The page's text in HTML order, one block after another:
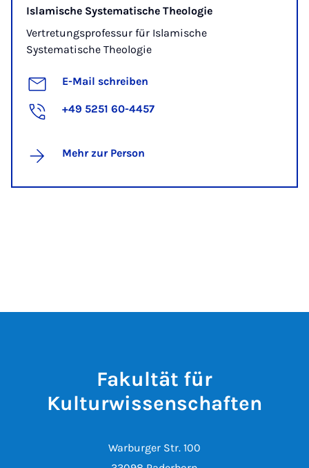
Islamische Systematische Theologie
Vertretungsprofessur für Islamische
Systematische Theologie
E-Mail schreiben
+49 5251 60-4457
Mehr zur Person
Fakultät für
Kulturwissenschaften
Warburger Str. 100